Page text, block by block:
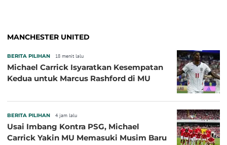
MANCHESTER UNITED
BERITA PILIHAN 18 menit lalu
Michael Carrick Isyaratkan Kesempatan
Kedua untuk Marcus Rashford di MU
BERITA PILIHAN 4 jam lalu
Usai Imbang Kontra PSG, Michael
Carrick Yakin MU Memasuki Musim Baru